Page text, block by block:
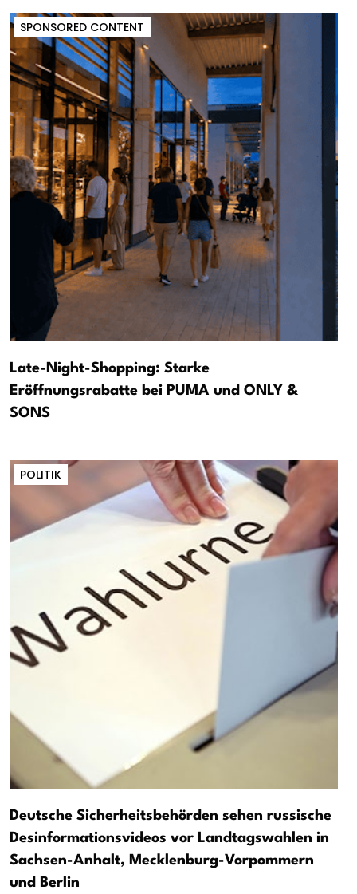
SPONSORED CONTENT
Late-Night-Shopping: Starke
Eröffnungsrabatte bei PUMA und ONLY &
SONS
POLITIK
Deutsche Sicherheitsbehörden sehen russische
Desinformationsvideos vor Landtagswahlen in
Sachsen-Anhalt, Mecklenburg-Vorpommern
und Berlin